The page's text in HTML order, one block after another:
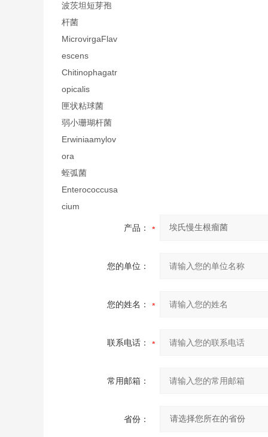
波茨坦短芽孢
杆菌
MicrovirgaFlav
escens
Chitinophagatr
opicalis
匣状粘球菌
弱小珊瑚杆菌
Erwiniaamylov
ora
蛭弧菌
Enterococcusa
cium
产品：
您的单位：
您的姓名：
联系电话：
常用邮箱：
省份：